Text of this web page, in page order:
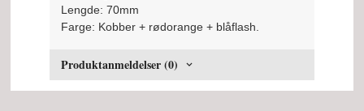
Lengde: 70mm
Farge: Kobber + rødorange + blåflash.
Produktanmeldelser (0)